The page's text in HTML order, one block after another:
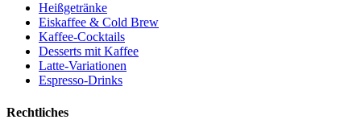
Heißgetränke
Eiskaffee & Cold Brew
Kaffee-Cocktails
Desserts mit Kaffee
Latte-Variationen
Espresso-Drinks
Rechtliches